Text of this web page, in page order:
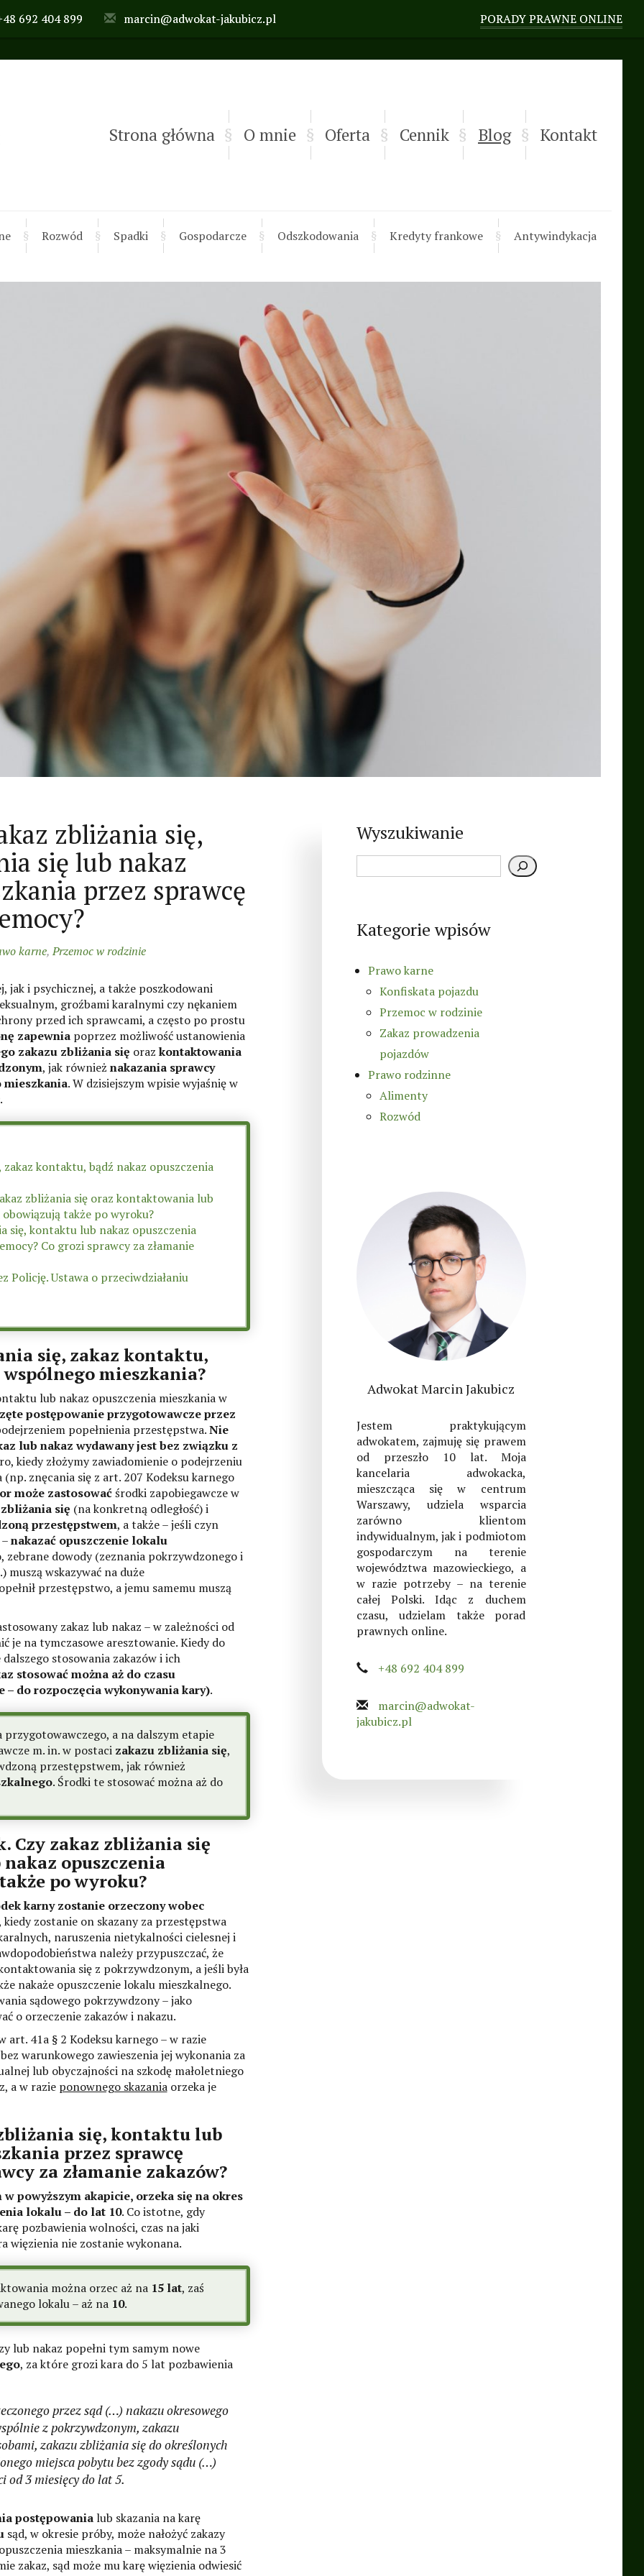
Strona główna O mnie Oferta Cennik Blog Kontakt
Rozwód Spadki Gospodarcze Odszkodowania Kredyty frankowe Antywindykacja
zbliżania się,
się lub nakaz
przez sprawcę
karne,Przemoc w rodzinie
jak i psychicznej, a także poszkodowani
groźbami karalnymi czy nękaniem
przed ich sprawcami, a często po prostu
zapewniapoprzez możliwość ustanowienia
zakazu zbliżania się oraz kontaktowania
, jak również nakazania sprawcy
mieszkania. W dzisiejszym wpisie wyjaśnię w
zakaz kontaktu, bądź nakaz opuszczenia
zbliżania się oraz kontaktowania lub
także po wyroku?
się, kontaktu lub nakaz opuszczenia
Co grozi sprawcy za złamanie
Policję. Ustawa o przeciwdziałaniu
się, zakaz kontaktu,
mieszkania?
lub nakaz opuszczenia mieszkania w
postępowanie przygotowawcze przez
popełnienia przestępstwa.Nie
lub nakaz wydawany jest bez związku z
kiedy złożymy zawiadomienie o podejrzeniu
znęcania się z art. 207 Kodeksu karnego
może zastosowaćśrodki zapobiegawcze w
się (na konkretną odległość) i
przestępstwem, a także – jeśli czyn
nakazać opuszczenie lokalu
zebrane dowody (zeznania pokrzywdzonego i
muszą wskazywać na duże
przestępstwo, a jemu samemu muszą
zakaz lub nakaz – w zależności od
je na tymczasowe aresztowanie. Kiedy do
stosowania zakazów i ich
stosować można aż do czasu
do rozpoczęcia wykonywania kary).
a na dalszym etapie
m. in. w postaci zakazu zbliżania się,
przestępstwem, jak również
. Środki te stosować można aż do
Czy zakaz zbliżania się
opuszczenia
po wyroku?
karny zostanie orzeczony wobec
kiedy zostanie on skazany za przestępstwa
naruszenia nietykalności cielesnej i
należy przypuszczać, że
się z pokrzywdzonym, a jeśli była
nakaże opuszczenie lokalu mieszkalnego.
sądowego pokrzywdzony – jako
o orzeczenie zakazów i nakazu.
41a § 2 Kodeksu karnego – w razie
warunkowego zawieszenia jej wykonania za
lub obyczajności na szkodę małoletniego
a w razie ponownego skazaniaorzeka je
się, kontaktu lub
przez sprawcę
za złamanie zakazów?
powyższym akapicie, orzeka się na okres
lokalu – do lat 10. Co istotne, gdy
pozbawienia wolności, czas na jaki
więzienia nie zostanie wykonana.
można orzec aż na 15 lat, zaś
lokalu – aż na 10.
lub nakaz popełni tym samym nowe
, za które grozi kara do 5 lat pozbawienia
przez sąd (…) nakazu okresowego
z pokrzywdzonym, zakazu
zakazu zbliżania się do określonych
miejsca pobytu bez zgody sądu (…)
od 3 miesięcy do lat 5.
postępowanialub skazania na karę
sąd, w okresie próby, może nałożyć zakazy
mieszkania – maksymalnie na 3
zakaz, sąd może mu karę więzienia odwiesić
Wyszukiwanie
Kategorie wpisów
Prawo karne
Konfiskata pojazdu
Przemoc w rodzinie
Zakaz prowadzenia
pojazdów
Prawo rodzinne
Alimenty
Rozwód
Adwokat Marcin Jakubicz
Jestem praktykującym
adwokatem, zajmuję się prawem
od przeszło 10 lat. Moja
kancelaria adwokacka,
mieszcząca się w centrum
Warszawy, udziela wsparcia
zarówno klientom
indywidualnym, jak i podmiotom
gospodarczym na terenie
województwa mazowieckiego, a
w razie potrzeby – na terenie
całej Polski. Idąc z duchem
czasu, udzielam także porad
prawnych online.
+48 692 404 899
marcin@adwokat-
jakubicz.pl
692 404 899 marcin@adwokat-jakubicz.pl PORADY PRAWNE ONLINE